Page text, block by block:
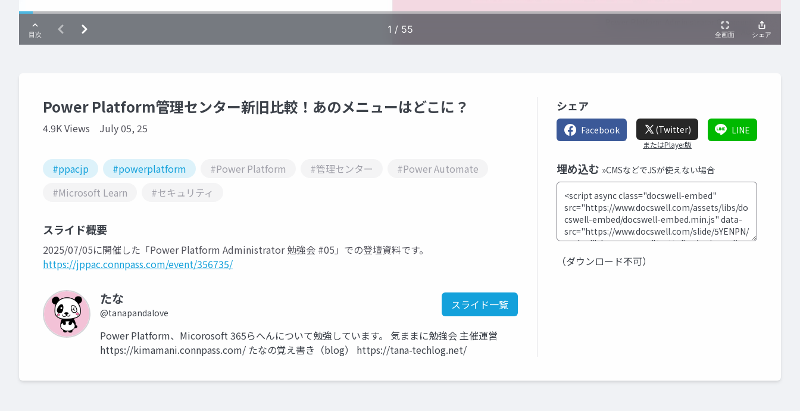
Power Platform管理センター新旧比較！あのメニューはどこに？
4.9K Views July 05, 25
#ppacjp #powerplatform #Power Platform #管理センター
#Power Automate
#Microsoft Learn
#セキュリティ
スライド概要
2025/07/05に開催した「Power Platform Administrator 勉強会 #05」での登壇資料です。
https://jppac.connpass.com/event/356735/
たな
@tanapandalove
スライド一覧
Power Platform、Micorosoft 365らへんについて勉強しています。 気ままに勉強会 主催運営
https://kimamani.connpass.com/ たなの覚え書き（blog） https://tana-techlog.net/
シェア
Facebook (Twitter)
またはPlayer版
LINE
埋め込む »CMSなどでJSが使えない場合
（ダウンロード不可）